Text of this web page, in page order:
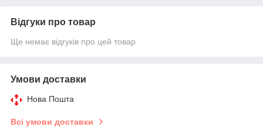
Відгуки про товар
Ще немає відгуків про цей товар
Умови доставки
Нова Пошта
Всі умови доставки